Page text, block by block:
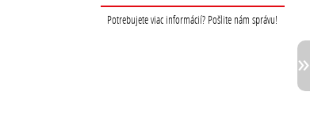
Potrebujete viac informácií? Pošlite nám správu!